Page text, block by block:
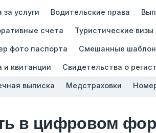
за услуги Водительские права
счета Туристические визы
фото паспорта Смешанные
и квитанции Свидетельства о
выписка Медстраховки
в цифровом